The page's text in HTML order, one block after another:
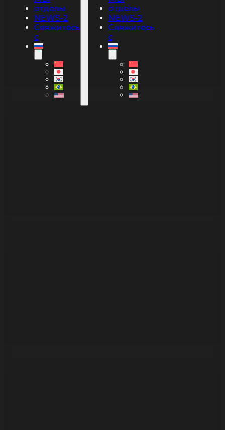
отделы
NEWS-2
Свяжитесь
с
отделы
NEWS-2
Свяжитесь
с